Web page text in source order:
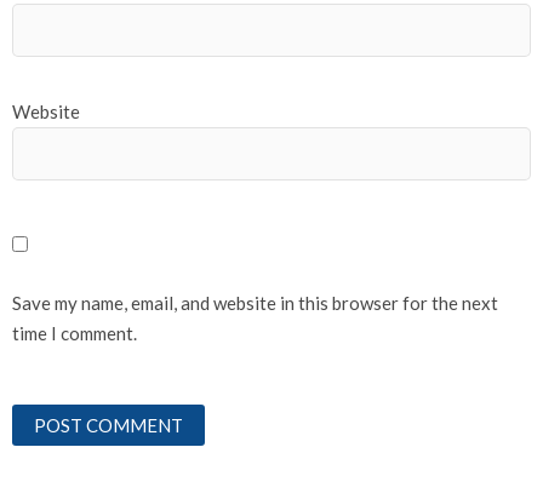
Website
Save my name, email, and website in this browser for the next
time I comment.